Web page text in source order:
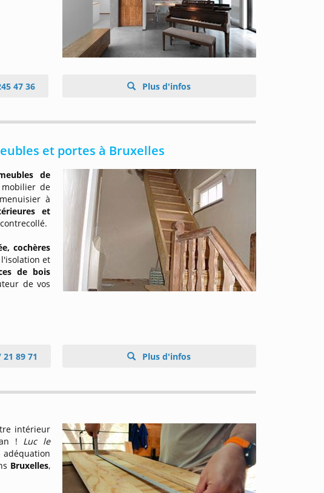
47 36 Plus d'infos
et portes à Bruxelles
de
de
à
et
cochères
et
de bois
de vos
21 89 71 Plus d'infos
intérieur
! Luc le
adéquation
Bruxelles,